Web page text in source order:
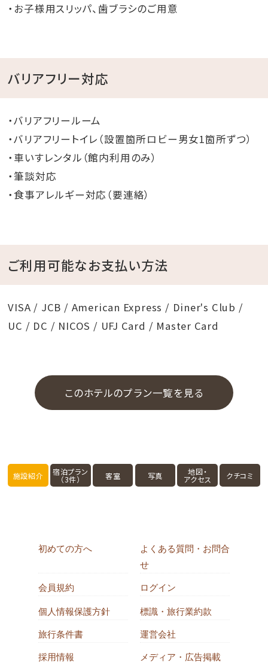
・お子様用スリッパ、歯ブラシのご用意
バリアフリー対応
・バリアフリールーム
・バリアフリートイレ（設置箇所ロビー男女1箇所ずつ）
・車いすレンタル（館内利用のみ）
・筆談対応
・食事アレルギー対応（要連絡）
ご利用可能なお支払い方法
VISA / JCB / American Express / Diner's Club /
UC / DC / NICOS / UFJ Card / Master Card
このホテルのプラン一覧を見る
施設紹介 宿泊プラン
（3件） 客室 写真 地図・
アクセス クチコミ
初めての方へ
よくある質問・お問合
せ
会員規約 ログイン
個人情報保護方針 標識・旅行業約款
旅行条件書 運営会社
採用情報 メディア・広告掲載